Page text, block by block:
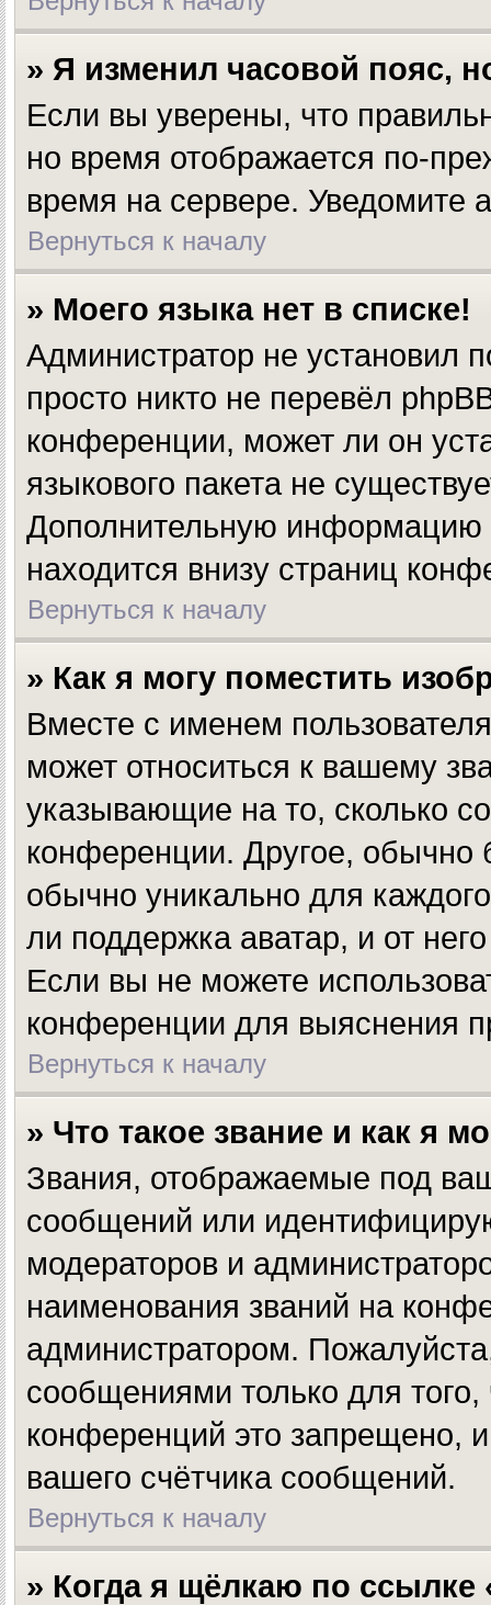
» Я изменил часовой пояс,
Если вы уверены, что
но время отображается по-
время на сервере. Уведомите
Вернуться к началу
» Моего языка нет в списке!
Администратор не установил
просто никто не перевёл
конференции, может ли он
языкового пакета не
Дополнительную информацию
находится внизу страниц
Вернуться к началу
» Как я могу поместить
Вместе с именем
может относиться к вашему
указывающие на то, сколько
конференции. Другое, обычно
обычно уникально для
ли поддержка аватар, и от
Если вы не можете
конференции для выяснения
Вернуться к началу
» Что такое звание и как я
Звания, отображаемые под
сообщений или
модераторов и
наименования званий на
администратором.
сообщениями только для
конференций это запрещено,
вашего счётчика сообщений.
Вернуться к началу
» Когда я щёлкаю по